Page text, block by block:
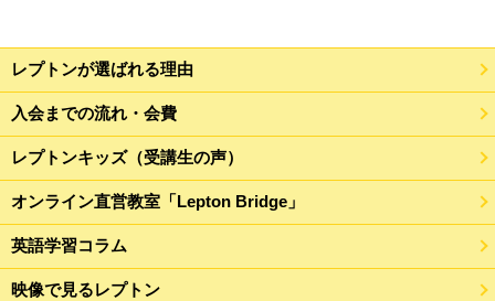
レプトンが選ばれる理由
入会までの流れ・会費
レプトンキッズ（受講生の声）
オンライン直営教室「Lepton Bridge」
英語学習コラム
映像で見るレプトン